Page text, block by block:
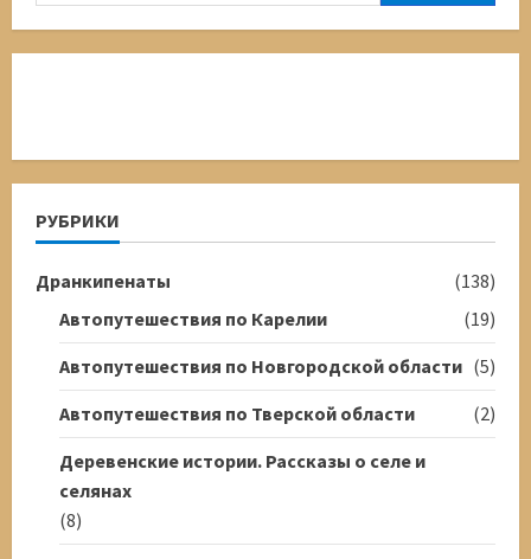
кости
«кочаоба»
РУБРИКИ
Дранкипенаты
(138)
Автопутешествия по Карелии
(19)
Автопутешествия по Новгородской области (5)
Автопутешествия по Тверской области
(2)
Деревенские истории. Рассказы о селе и
селянах
(8)